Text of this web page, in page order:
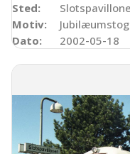
Sted:
Motiv:
Dato:
2002-05-18